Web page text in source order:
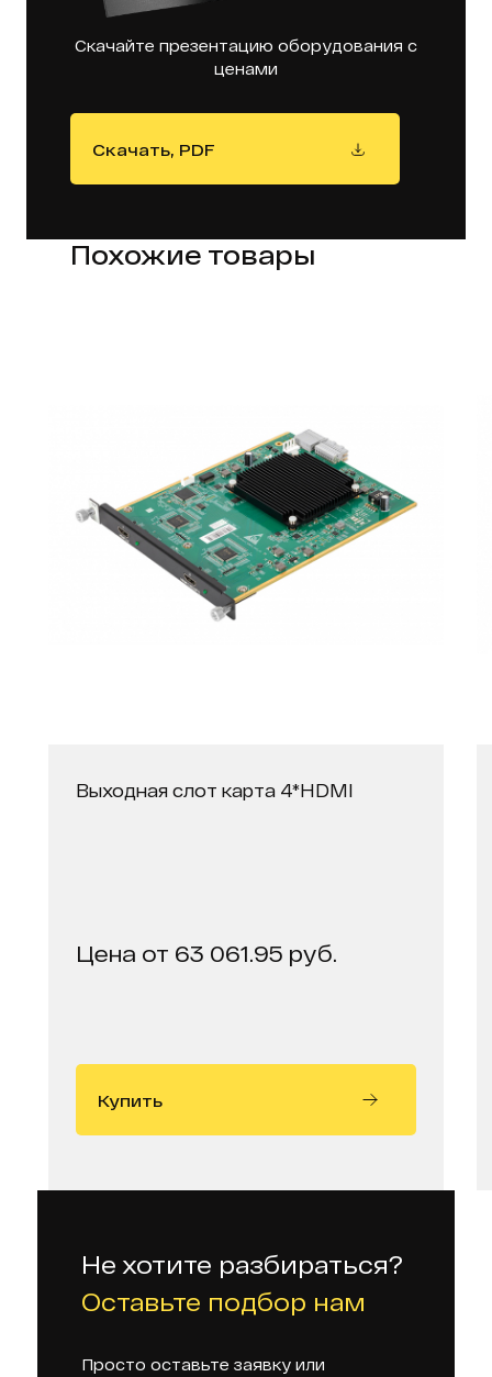
Скачайте презентацию оборудования с
ценами
Скачать, PDF
Похожие товары
Выходная слот карта 4*HDMI
Цена от 63 061.95 руб.
Купить
Не хотите разбираться?
Оставьте подбор нам
Просто оставьте заявку или